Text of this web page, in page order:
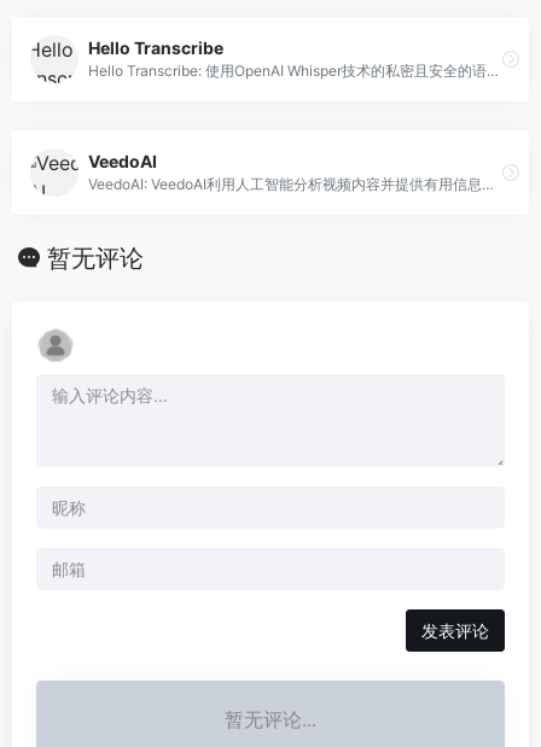
Hello Transcribe
Hello Transcribe: 使用OpenAI Whisper技术的私密且安全的语音转文本转录器，可在iPhone、iPad和Mac上使用。
VeedoAI
VeedoAI: VeedoAI利用人工智能分析视频内容并提供有用信息以支持决策。
暂无评论
发表评论
暂无评论...